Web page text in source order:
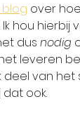
over
hou hierbij
dus nodig
leveren
deel van
ook.